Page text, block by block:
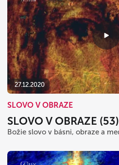
27.12.2020
SLOVO V OBRAZE
SLOVO V OBRAZE
Božie slovo v básni, obraze a